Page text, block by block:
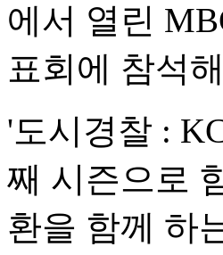
에서 열린
표회에 참석
'도시경찰 :
째 시즌으로
환을 함께 하